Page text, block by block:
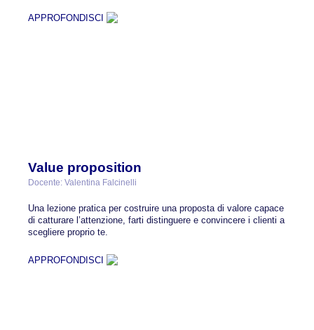
APPROFONDISCI
Value proposition
Docente: Valentina Falcinelli
Una lezione pratica per costruire una proposta di valore capace
di catturare l’attenzione, farti distinguere e convincere i clienti a
scegliere proprio te.
APPROFONDISCI